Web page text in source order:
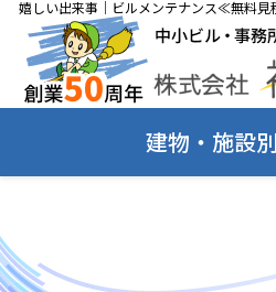
嬉しい出来事｜ビルメンテナンス≪無料
建物・施設別